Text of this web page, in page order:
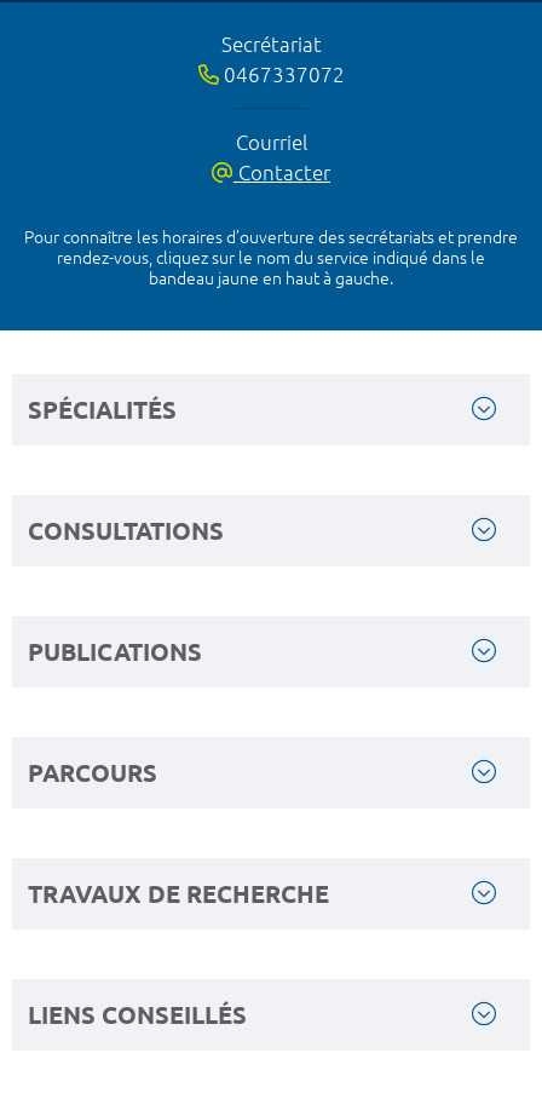
Secrétariat
0467337072
Courriel
Contacter
Pour connaître les horaires d’ouverture des secrétariats et prendre
rendez-vous, cliquez sur le nom du service indiqué dans le
bandeau jaune en haut à gauche.
SPÉCIALITÉS
CONSULTATIONS
PUBLICATIONS
PARCOURS
TRAVAUX DE RECHERCHE
LIENS CONSEILLÉS